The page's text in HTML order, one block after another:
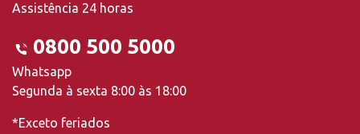
Assistência 24 horas
0800 500 5000
Whatsapp
Segunda à sexta 8:00 às 18:00
*Exceto feriados